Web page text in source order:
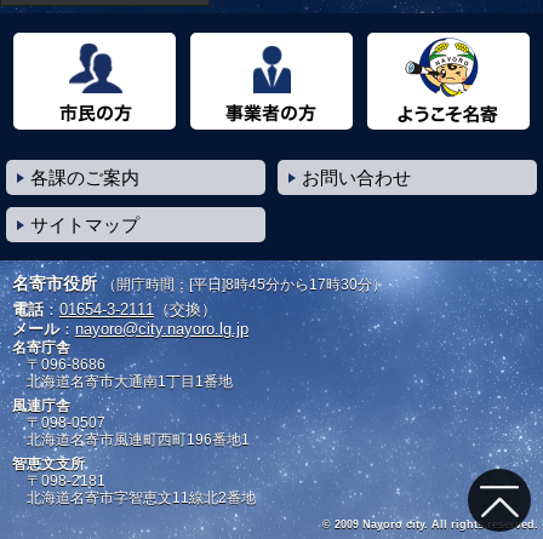
各課のご案内 お問い合わせ
サイトマップ
名寄市役所 （開庁時間：[平日]8時45分から17時30分）
電話 ： 01654-3-2111 （交換）
メール： nayoro@city.nayoro.lg.jp
名寄庁舎
〒096-8686
北海道名寄市大通南1丁目1番地
風連庁舎
〒098-0507
北海道名寄市風連町西町196番地1
智恵文支所
〒098-2181
北海道名寄市字智恵文11線北2番地
© 2009 Nayoro city. All rights reserved.